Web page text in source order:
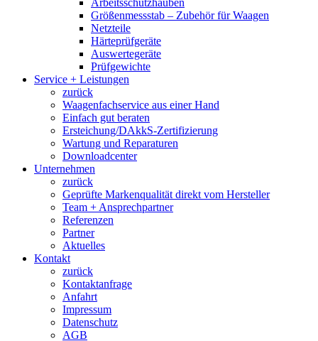
Arbeitsschutzhauben
Größenmessstab – Zubehör für Waagen
Netzteile
Härteprüfgeräte
Auswertegeräte
Prüfgewichte
Service + Leistungen
zurück
Waagenfachservice aus einer Hand
Einfach gut beraten
Ersteichung/DAkkS-Zertifizierung
Wartung und Reparaturen
Downloadcenter
Unternehmen
zurück
Geprüfte Markenqualität direkt vom Hersteller
Team + Ansprechpartner
Referenzen
Partner
Aktuelles
Kontakt
zurück
Kontaktanfrage
Anfahrt
Impressum
Datenschutz
AGB